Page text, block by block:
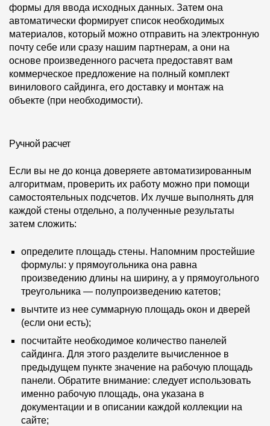
8 800 100 71 45site@docke.ru
Адрес
125212, Россия, Москва, Головинское ш., д. 5, стр. 1 (БЦ
"Водный")
Режим работы
Пн-Пт - 10-19
формы для ввода исходных данных. Затем она
автоматически формирует список необходимых
материалов, который можно отправить на электронную
почту себе или сразу нашим партнерам, а они на
основе произведенного расчета предоставят вам
коммерческое предложение на полный комплект
винилового сайдинга, его доставку и монтаж на
объекте (при необходимости).
Ручной расчет
Если вы не до конца доверяете автоматизированным
алгоритмам, проверить их работу можно при помощи
самостоятельных подсчетов. Их лучше выполнять для
каждой стены отдельно, а полученные результаты
затем сложить:
определите площадь стены. Напомним простейшие
формулы: у прямоугольника она равна
произведению длины на ширину, а у прямоугольного
треугольника — полупроизведению катетов;
вычтите из нее суммарную площадь окон и дверей
(если они есть);
посчитайте необходимое количество панелей
сайдинга. Для этого разделите вычисленное в
предыдущем пункте значение на рабочую площадь
панели. Обратите внимание: следует использовать
именно рабочую площадь, она указана в
документации и в описании каждой коллекции на
сайте;